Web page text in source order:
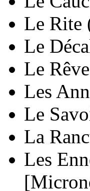
Le Rite
Le
Le Rêve
Les
Le
La
Les